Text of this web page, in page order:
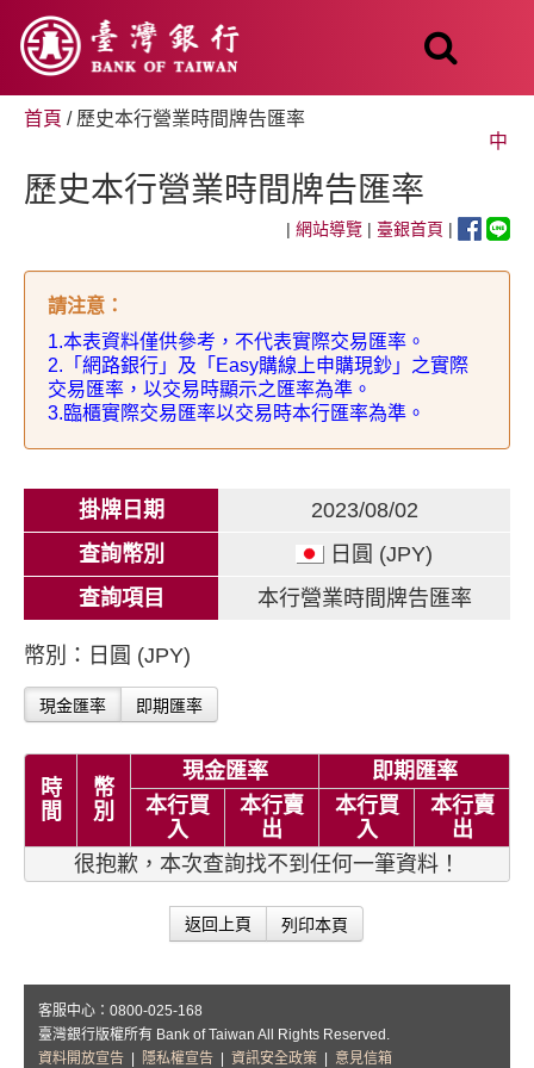
跳
至
主
要
內
容
中
首頁 / 歷史本行營業時間牌告匯率
歷史本行營業時間牌告匯率
| 網站導覽 | 臺銀首頁 |
請注意 ：
1.本表資料僅供參考，不代表實際交易匯率。
2. 「網路銀行」及「 Easy購線上申購現鈔」之實際
交易匯率，以交易時顯示之匯率為準。
3.臨櫃實際交易匯率以交易時本行匯率為準。
掛牌日期
2023/08/02
查詢幣別
日圓 (JPY)
查詢項目
本行營業時間牌告匯率
幣別：日圓 (JPY)
現金匯率 即期匯率
時
間
幣
別
現金匯率
即期匯率
本行買
入
本行賣
出
本行買
入
本行賣
出
很抱歉，本次查詢找不到任何一筆資料！
返回上頁 列印本頁
客服中心：0800-025-168
臺灣銀行版權所有 Bank of Taiwan All Rights Reserved.
資料開放宣告
隱私權宣告 資訊安全政策 意見信箱